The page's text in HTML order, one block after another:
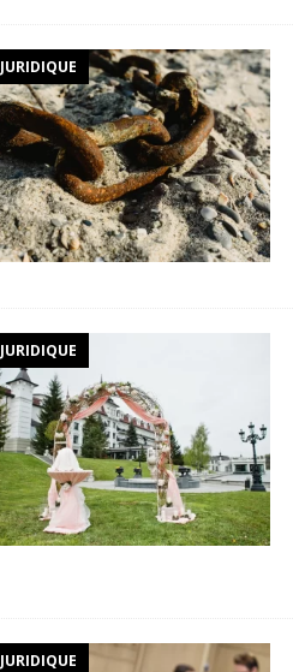
JURIDIQUE
JURIDIQUE
JURIDIQUE